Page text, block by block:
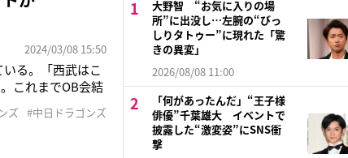
2024/03/08 15:50
る。「西武はこ
これまでOB会結
開催しなければ
ズ #中日ドラゴンズ
大野智 “お気に入りの場
所”に出没し…左腕の“びっ
しりタトゥー”に現れた「驚
きの異変」
2026/08/08 11:00
「何があったんだ」“王子様
俳優”千葉雄大 イベントで
披露した“激変姿”にSNS衝
撃